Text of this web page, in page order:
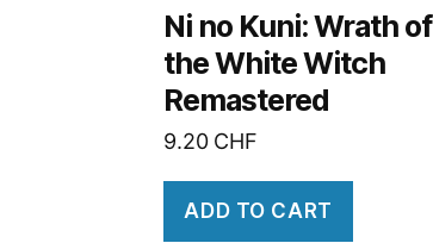
Ni no Kuni: Wrath of
the White Witch
Remastered
9.20 CHF
ADD TO CART